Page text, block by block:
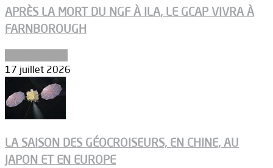
APRÈS LA MORT DU NGF À ILA, LE GCAP VIVRA À
FARNBOROUGH
17 juillet 2026
LA SAISON DES GÉOCROISEURS, EN CHINE, AU
JAPON ET EN EUROPE